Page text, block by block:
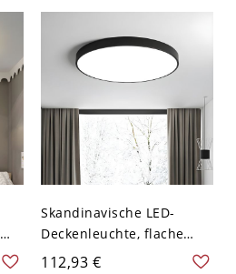
sanftem Licht - Weißlicht
41,91 cm
Skandinavische LED-
Deckenleuchte, flache
runde Leuchte für
112,93 €